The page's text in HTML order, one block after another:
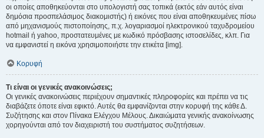
οι οποίες αποθηκεύονται στο υπολογιστή σας τοπικά (εκτός εάν αυτός είναι
δημόσια προσπελάσιμος διακομιστής) ή εικόνες που είναι αποθηκευμένες πίσω
από μηχανισμούς πιστοποίησης, π.χ. λογαριασμοί ηλεκτρονικού ταχυδρομείου
hotmail ή yahoo, προστατευμένες με κωδικό πρόσβασης ιστοσελίδες, κλπ. Για
να εμφανιστεί η εικόνα χρησιμοποιήστε την ετικέτα [img].
Κορυφή
Τι είναι οι γενικές ανακοινώσεις;
Οι γενικές ανακοινώσεις περιέχουν σημαντικές πληροφορίες και πρέπει να τις
διαβάζετε όποτε είναι εφικτό. Αυτές θα εμφανίζονται στην κορυφή της κάθε Δ.
Συζήτησης και στον Πίνακα Ελέγχου Μέλους. Δικαιώματα γενικής ανακοίνωσης
χορηγούνται από τον διαχειριστή του συστήματος συζητήσεων.